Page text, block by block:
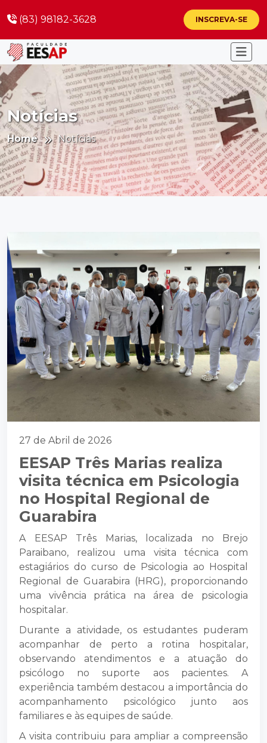
(83) 98182-3628 INSCREVA-SE
Notícias
Home Notícias
27 de Abril de 2026
EESAP Três Marias realiza
visita técnica em Psicologia
no Hospital Regional de
Guarabira
A EESAP Três Marias, localizada no Brejo
Paraibano, realizou uma visita técnica com
estagiários do curso de Psicologia ao Hospital
Regional de Guarabira (HRG), proporcionando
uma vivência prática na área de psicologia
hospitalar.
Durante a atividade, os estudantes puderam
acompanhar de perto a rotina hospitalar,
observando atendimentos e a atuação do
psicólogo no suporte aos pacientes. A
experiência também destacou a importância do
acompanhamento psicológico junto aos
familiares e às equipes de saúde.
A visita contribuiu para ampliar a compreensão